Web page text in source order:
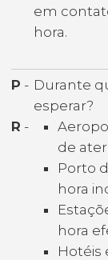
em
hora.
P - Durante
esperar?
R -
de
Porto
hora
hora
Hotéis